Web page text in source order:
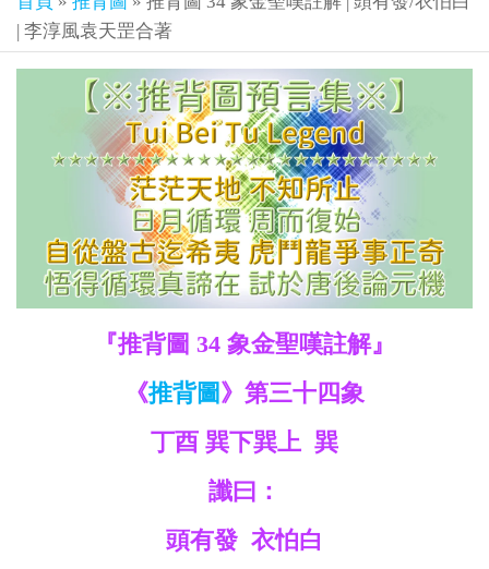
君寰
宇傳
奇官
網
賽
個
個
都
是
救
世
主
| 李淳風袁天罡合著
『推背圖 34 象金聖嘆註解』
《推背圖》第三十四象
丁酉 巽下巽上 巽
讖曰：
頭有發 衣怕白